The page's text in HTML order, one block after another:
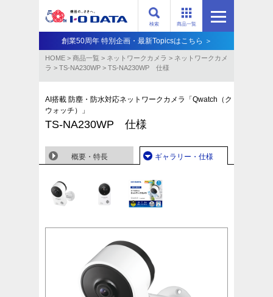
商品一覧
検索
創業50周年 特別企画・最新Topicsはこちら ＞
HOME > 商品一覧 > ネットワークカメラ > ネットワークカメ
ラ > TS-NA230WP > TS-NA230WP 仕様
AI搭載 防塵・防水対応ネットワークカメラ「Qwatch（ク
ウォッチ）」
TS-NA230WP 仕様
概要・特長 ギャラリー・仕様